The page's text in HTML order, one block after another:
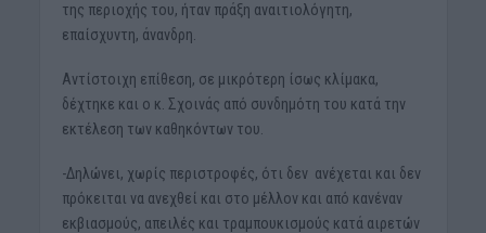
της περιοχής του, ήταν πράξη αναιτιολόγητη,
επαίσχυντη, άνανδρη.
Αντίστοιχη επίθεση, σε μικρότερη ίσως κλίμακα,
δέχτηκε και ο κ. Σχοινάς από συνδημότη του κατά την
εκτέλεση των καθηκόντων του.
-Δηλώνει, χωρίς περιστροφές, ότι δεν ανέχεται και δεν
πρόκειται να ανεχθεί και στο μέλλον και από κανέναν
εκβιασμούς, απειλές και τραμπουκισμούς κατά αιρετών